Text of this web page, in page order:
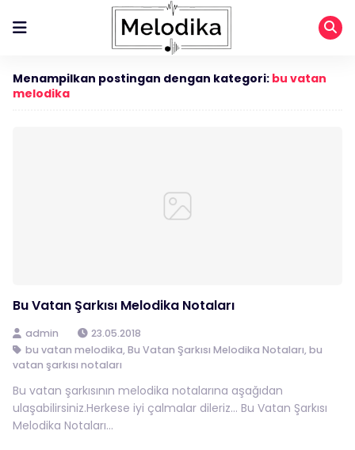
Menampilkan postingan dengan kategori: bu vatan
melodika
Bu Vatan Şarkısı Melodika Notaları
admin
23.05.2018
bu vatan melodika, Bu Vatan Şarkısı Melodika Notaları, bu
vatan şarkısı notaları
Bu vatan şarkısının melodika notalarına aşağıdan
ulaşabilirsiniz.Herkese iyi çalmalar dileriz… Bu Vatan Şarkısı
Melodika Notaları...